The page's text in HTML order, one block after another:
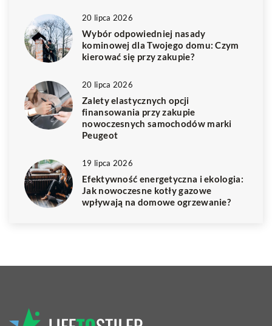
20 lipca 2026
Wybór odpowiedniej nasady
kominowej dla Twojego domu: Czym
kierować się przy zakupie?
20 lipca 2026
Zalety elastycznych opcji
finansowania przy zakupie
nowoczesnych samochodów marki
Peugeot
19 lipca 2026
Efektywność energetyczna i ekologia:
Jak nowoczesne kotły gazowe
wpływają na domowe ogrzewanie?